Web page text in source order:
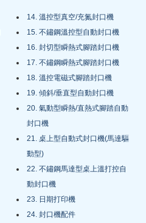
14. 溫控型真空/充氮封口機
15. 不鏽鋼溫控型自動封口機
16. 封切型瞬熱式腳踏封口機
17. 不鏽鋼瞬熱式腳踏封口機
18. 溫控電磁式腳踏封口機
19. 傾斜/垂直型自動封口機
20. 氣動型瞬熱/直熱式腳踏自動
封口機
21. 桌上型自動式封口機(馬達驅
動型)
22. 不鏽鋼馬達型桌上溫打控自
動封口機
23. 日期打印機
24. 封口機配件